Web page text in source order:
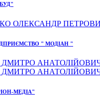
ОЛЕКСАНДР
" МОДІАН "
АНАТОЛІЙОВИЧ -
АНАТОЛІЙОВИЧ -
МЕДІА"